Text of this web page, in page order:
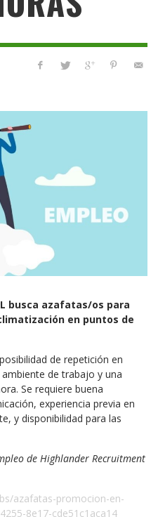
busca azafatas/os para
en puntos de
de repetición en
de trabajo y una
Se requiere buena
experiencia previa en
y disponibilidad para las
de Highlander Recruitment
azafatas-promocion-en-
8e17-cde51c1aca14